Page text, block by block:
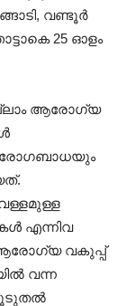
വണ്ടൂർ
25 ഓളം
ആരോഗ്യ
രോഗബാധയും
എന്നിവ
ആരോഗ്യ വകുപ്പ്
വന്ന